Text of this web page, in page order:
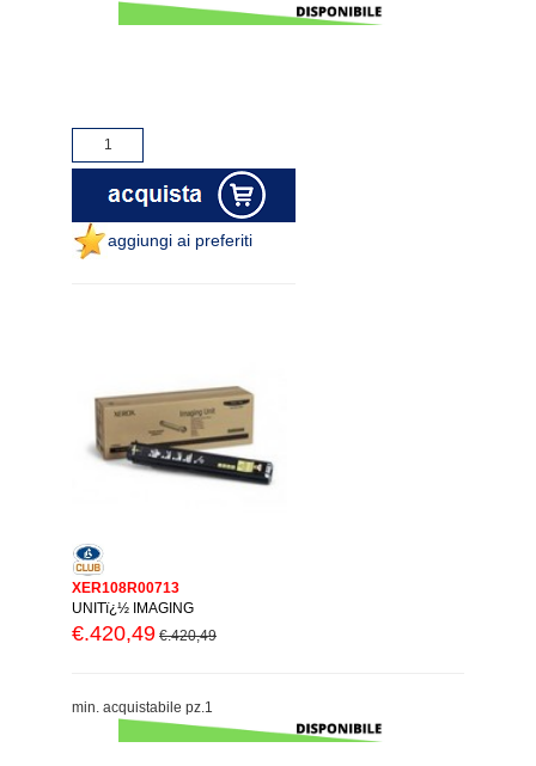
aggiungi ai preferiti
XER108R00713
UNITï¿½ IMAGING
€.420,49 €.420,49
min. acquistabile pz.1